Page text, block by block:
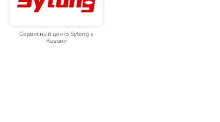
Сервисный центр Sytong в
Казани